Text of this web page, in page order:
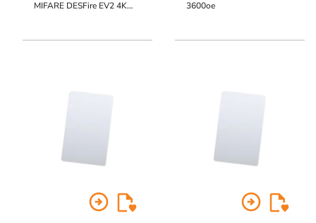
MIFARE DESFire EV2 4K
3600oe
arrow_circle_right arrow_circle_right